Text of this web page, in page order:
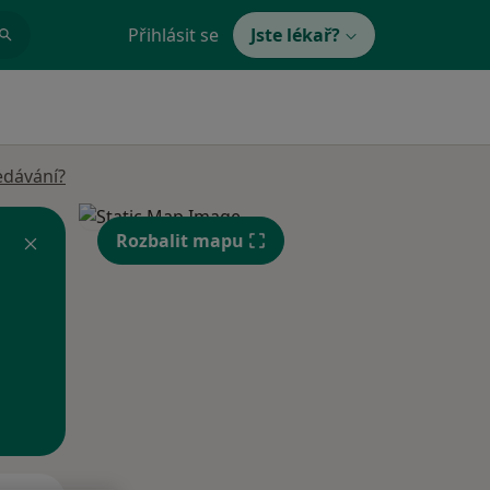
Přihlásit se Jste lékař?
Rozbalit mapu